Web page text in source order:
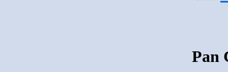
Pan